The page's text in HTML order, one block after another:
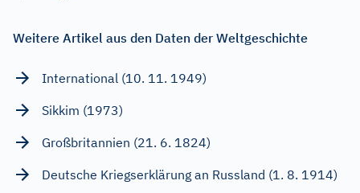
Weitere Artikel aus den Daten der Weltgeschichte
International (10. 11. 1949)
Sikkim (1973)
Großbritannien (21. 6. 1824)
Deutsche Kriegserklärung an Russland (1. 8. 1914)